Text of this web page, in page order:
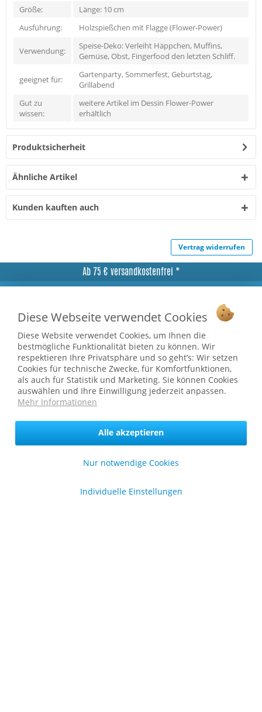
Größe:
Länge: 10 cm
Ausführung:
Holzspießchen mit Flagge (Flower-Power)
Verwendung:
Speise-Deko: Verleiht Häppchen, Muffins,
Gemüse, Obst, Fingerfood den letzten Schliff.
geeignet für:
Gartenparty, Sommerfest, Geburtstag,
Grillabend
Gut zu
wissen:
weitere Artikel im Dessin Flower-Power
erhältlich
Produktsicherheit
Ähnliche Artikel
Kunden kauften auch
Vertrag widerrufen
Ab 75 € versandkostenfrei *
Shop Service
Informationen
* bei Paketversand. Alle Preise inkl. gesetzl. Mehrwertsteuer zzgl.
Versandkosten.
Copyright © afp marketing gmbh - Alle Rechte vorbehalten
Sicher zahlen in unserem Onlineshop
Diese Webseite verwendet Cookies
Diese Website verwendet Cookies, um Ihnen die
bestmögliche Funktionalität bieten zu können. Wir
respektieren Ihre Privatsphäre und so geht’s: Wir setzen
Cookies für technische Zwecke, für Komfortfunktionen,
als auch für Statistik und Marketing. Sie können Cookies
auswählen und Ihre Einwilligung jederzeit anpassen.
Mehr Informationen
Nur notwendige Cookies
Alle akzeptieren
Individuelle Einstellungen